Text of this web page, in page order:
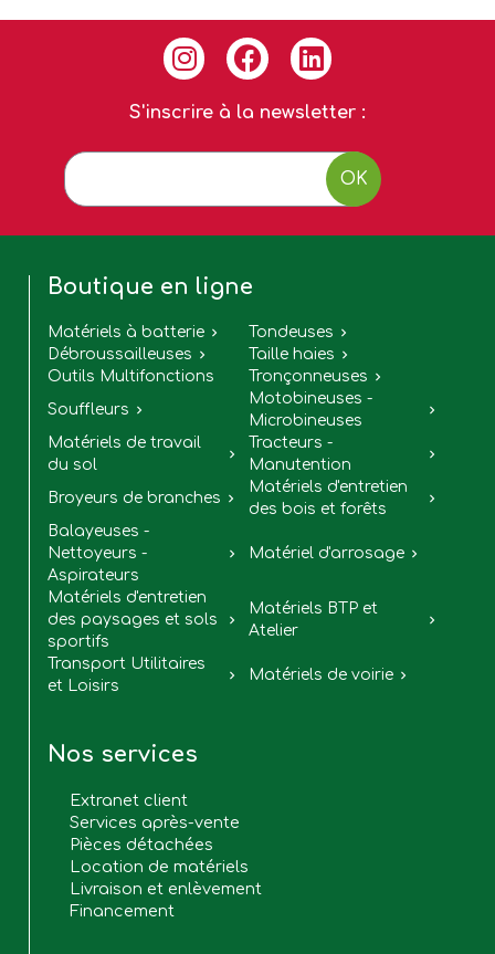
S'inscrire à la newsletter :
OK
Boutique en ligne
Matériels à batterie  Tondeuses 
Débroussailleuses  Taille haies 
Outils Multifonctions Tronçonneuses 
Souffleurs 
Motobineuses -
Microbineuses

Matériels de travail
du sol

Tracteurs -
Manutention

Broyeurs de branches 
Matériels d'entretien
des bois et forêts

Balayeuses -
Nettoyeurs -
Aspirateurs
 Matériel d'arrosage 
Matériels d'entretien
des paysages et sols
sportifs

Matériels BTP et
Atelier

Transport Utilitaires
et Loisirs
 Matériels de voirie 
Nos services
Extranet client
Services après-vente
Pièces détachées
Location de matériels
Livraison et enlèvement
Financement